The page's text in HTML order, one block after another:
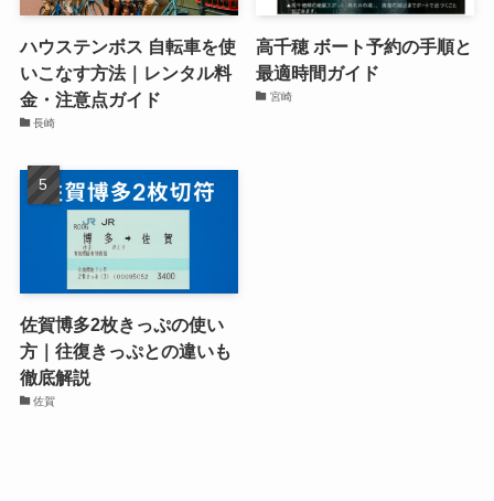
ハウステンボス 自転車を使
いこなす方法｜レンタル料
金・注意点ガイド
長崎
高千穂 ボート予約の手順と
最適時間ガイド
宮崎
佐賀博多2枚きっぷの使い
方｜往復きっぷとの違いも
徹底解説
佐賀